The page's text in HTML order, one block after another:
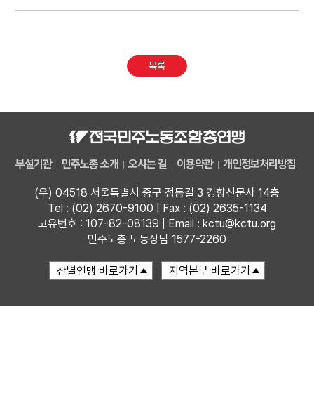
목록
부설기관 민주노총 소개 오시는 길 이용약관 개인정보처리방침
(우) 04518 서울특별시 중구 정동길 3 경향신문사 14층
Tel : (02) 2670-9100 | Fax : (02) 2635-1134
고유번호 : 107-82-08139 | Email : kctu@kctu.org
민주노총 노동상담 1577-2260
찾아보기